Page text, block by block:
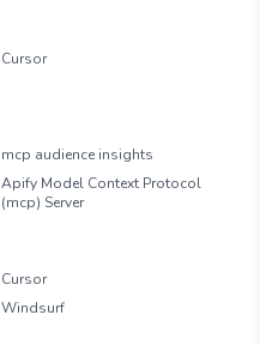
Cursor
mcp audience insights
Apify Model Context Protocol
(mcp) Server
Cursor
Windsurf